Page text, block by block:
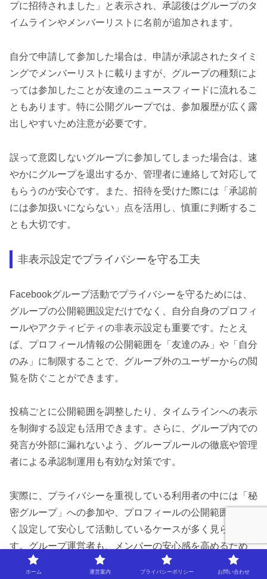
プに招待されました」と表示され、承認後はグループのタ
イムラインやメンバーリストに名前が追加されます。
自分で申請して参加した場合は、申請が承認されたタイミ
ングでメンバーリストに載りますが、グループの種類によ
っては参加したことが友達のニュースフィードに流れるこ
ともあります。特に公開グループでは、参加履歴が広く露
出しやすいため注意が必要です。
誤って意図しないグループに参加してしまった場合は、速
やかにグループを退出するか、管理者に連絡して対応して
もらうのが安心です。また、招待を受けた際には「承認前
には参加扱いにならない」点を活用し、慎重に判断するこ
とも大切です。
非表示設定でプライバシーを守る工夫
Facebookグループ活動でプライバシーを守るためには、
グループの公開範囲設定だけでなく、自分自身のプロフィ
ールやアクティビティの非表示設定も重要です。たとえ
ば、プロフィール情報の公開範囲を「友達のみ」や「自分
のみ」に制限することで、グループ外のユーザーからの閲
覧を防ぐことができます。
投稿ごとに公開範囲を調整したり、タイムラインへの表示
を制御する設定も活用できます。さらに、グループ内での
発言が外部に漏れないよう、グループルールの徹底や管理
者による承認制運用も有効な対策です。
実際に、プライバシーを重視している利用者の中には「秘
密グループ」への参加や、プロフィールの公開範囲を細か
く設定して安心して活動しているケースが多く見られま
す。グループ運営者も、メンバーの安心感を高めるため
に、定期的な設定の見直しとルールの明示を心がけましょ
ホーム 運営案内 プライバシーポリシー お問い合わせ